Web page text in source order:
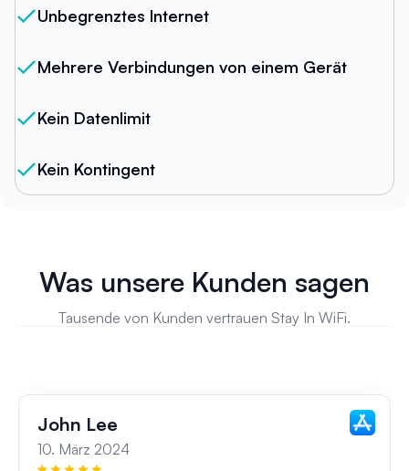
Unbegrenztes Internet
Mehrere Verbindungen von einem Gerät
Kein Datenlimit
Kein Kontingent
Was unsere Kunden sagen
Tausende von Kunden vertrauen Stay In WiFi.
John Lee
10. März 2024